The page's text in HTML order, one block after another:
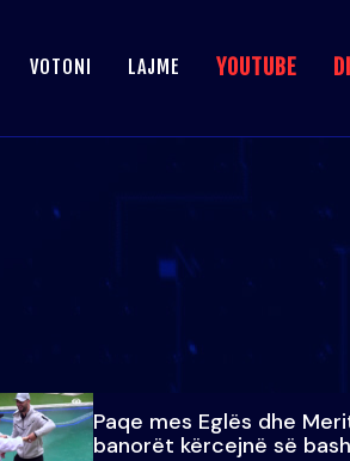
VOTONI LAJME YOUTUBE
Paqe mes Eglës dhe
banorët kërcejnë së